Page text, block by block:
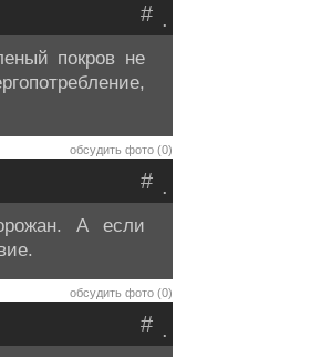
.
#
покров не
обсудить фото (0)
.
#
А если
обсудить фото (0)
.
#